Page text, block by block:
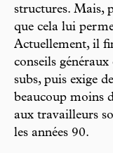
structures. Mais,
que cela lui
Actuellement, il
conseils
subs, puis exige
beaucoup moins
aux travailleurs
les années 90.